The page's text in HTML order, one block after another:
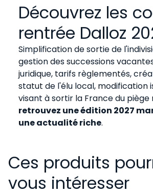
Découvrez les
rentrée Dalloz
Simplification de sortie de
gestion des successions
juridique, tarifs règlementés,
statut de l'élu local, modification
visant à sortir la France du
retrouvez une édition 2027
une actualité riche.
Ces produits
vous intéresser